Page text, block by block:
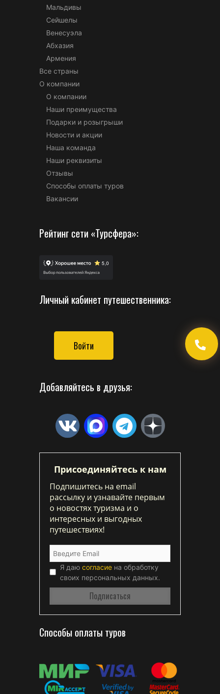
Мальдивы
Сейшелы
Венесуэла
Абхазия
Армения
Все страны
О компании
О компании
Наши преимущества
Подарки и розыгрыши
Новости и акции
Наша команда
Наши реквизиты
Отзывы
Способы оплаты туров
Вакансии
Рейтинг сети «Турсфера»:
Личный кабинет путешественника:
Войти
Добавляйтесь в друзья:
Присоединяйтесь к нам
Подпишитесь на email
рассылку и узнавайте первым
о новостях туризма и о
интересных и выгодных
путешествиях!
Я даю согласие на обработку
своих персональных данных.
Способы оплаты туров